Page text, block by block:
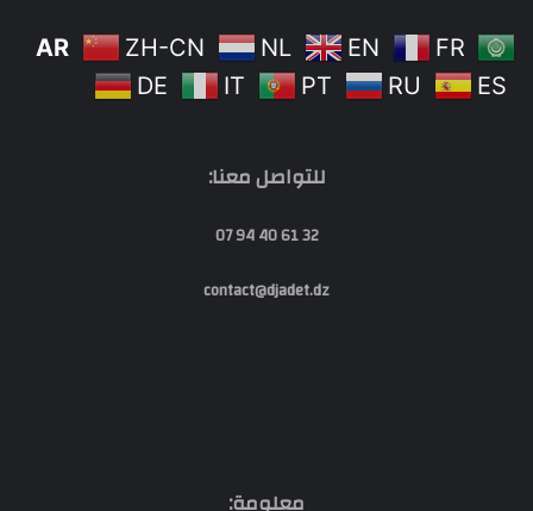
AR ZH-CN NL EN
FR
DE
IT PT RU ES
للتواصل معنا:
32 61 40 94 07
contact@djadet.dz
معلومة: